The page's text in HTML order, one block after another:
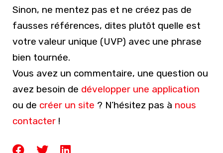
Sinon, ne mentez pas et ne créez pas de
fausses références, dites plutôt quelle est
votre valeur unique (UVP) avec une phrase
bien tournée.
Vous avez un commentaire, une question ou
avez besoin de développer une application
ou de créer un site ? N’hésitez pas à nous
contacter !